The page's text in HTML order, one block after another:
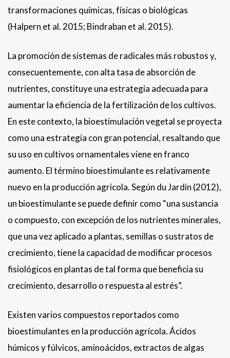
transformaciones químicas, físicas o biológicas
(Halpern et al. 2015; Bindraban et al. 2015).
La promoción de sistemas de radicales más robustos y,
consecuentemente, con alta tasa de absorción de
nutrientes, constituye una estrategia adecuada para
aumentar la eficiencia de la fertilización de los cultivos.
En este contexto, la bioestimulación vegetal se proyecta
como una estrategia con gran potencial, resaltando que
su uso en cultivos ornamentales viene en franco
aumento. El término bioestimulante es relativamente
nuevo en la producción agrícola. Según du Jardin (2012),
un bioestimulante se puede definir como “una sustancia
o compuesto, con excepción de los nutrientes minerales,
que una vez aplicado a plantas, semillas o sustratos de
crecimiento, tiene la capacidad de modificar procesos
fisiológicos en plantas de tal forma que beneficia su
crecimiento, desarrollo o respuesta al estrés”.
Existen varios compuestos reportados como
bioestimulantes en la producción agrícola. Ácidos
húmicos y fúlvicos, aminoácidos, extractos de algas